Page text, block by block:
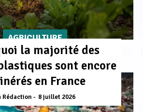
AGRICULTURE
la majorité des
sont encore
en France
Rédaction 8 juillet 2026